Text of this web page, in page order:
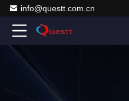
info@questt.com.cn